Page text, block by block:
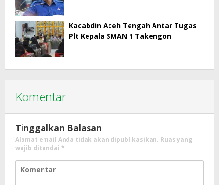
Kacabdin Aceh Tengah Antar Tugas
Plt Kepala SMAN 1 Takengon
Komentar
Tinggalkan Balasan
Alamat email Anda tidak akan dipublikasikan. Ruas yang
wajib ditandai *